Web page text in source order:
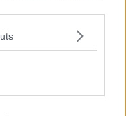
c'è
a Conte
in provincia